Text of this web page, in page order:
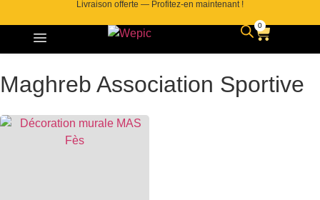
Livraison offerte — Profitez-en maintenant !
0
Maghreb Association Sportive